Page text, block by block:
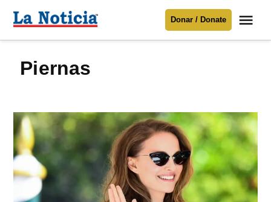
Para mantenerte informado necesitamos
contenido
Noticia
Donar / Donate
piernas